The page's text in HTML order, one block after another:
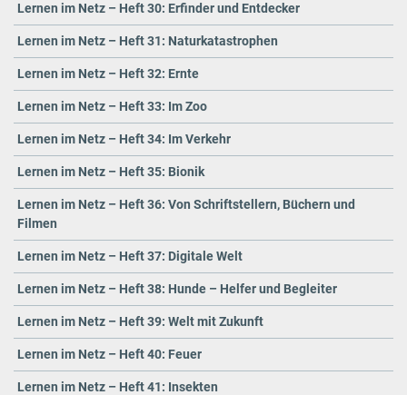
Lernen im Netz – Heft 30: Erfinder und Entdecker
Lernen im Netz – Heft 31: Naturkatastrophen
Lernen im Netz – Heft 32: Ernte
Lernen im Netz – Heft 33: Im Zoo
Lernen im Netz – Heft 34: Im Verkehr
Lernen im Netz – Heft 35: Bionik
Lernen im Netz – Heft 36: Von Schriftstellern, Büchern und
Filmen
Lernen im Netz – Heft 37: Digitale Welt
Lernen im Netz – Heft 38: Hunde – Helfer und Begleiter
Lernen im Netz – Heft 39: Welt mit Zukunft
Lernen im Netz – Heft 40: Feuer
Lernen im Netz – Heft 41: Insekten